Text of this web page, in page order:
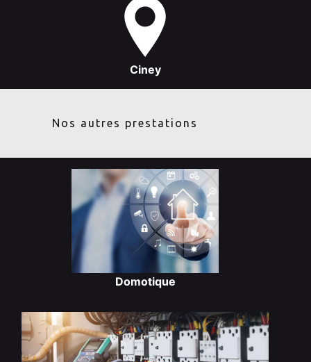
Ciney
Nos autres prestations
Domotique